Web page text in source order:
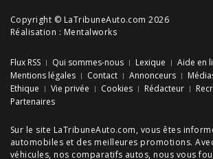
Copyright © LaTribuneAuto.com 2026
Réalisation : Mentalworks
Flux RSS Qui sommes-nous Lexique
Aide en
Mentions légales
Contact Annonceurs
Ethique
Vie privée Cookies Rédacteur
Partenaires
Sur le site LaTribuneAuto.com, vous êtes
automobiles et des meilleures promotions.
véhicules, nos comparatifs autos, nous vous